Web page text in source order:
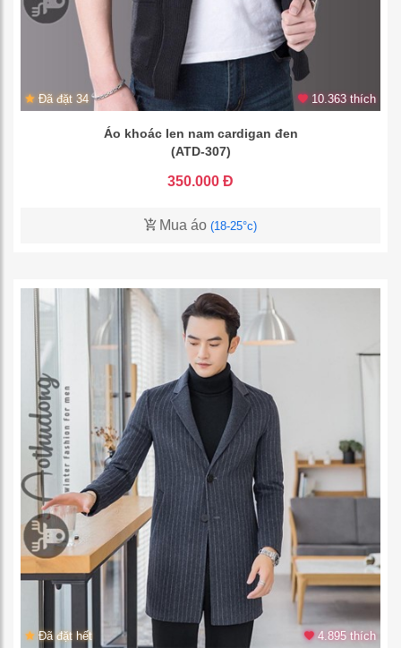
Đã đặt 34 10.363 thích
Áo khoác len nam cardigan đen
(ATD-307)
350.000 Đ
Mua áo (18-25°c)
Đã đặt hết 4.895 thích